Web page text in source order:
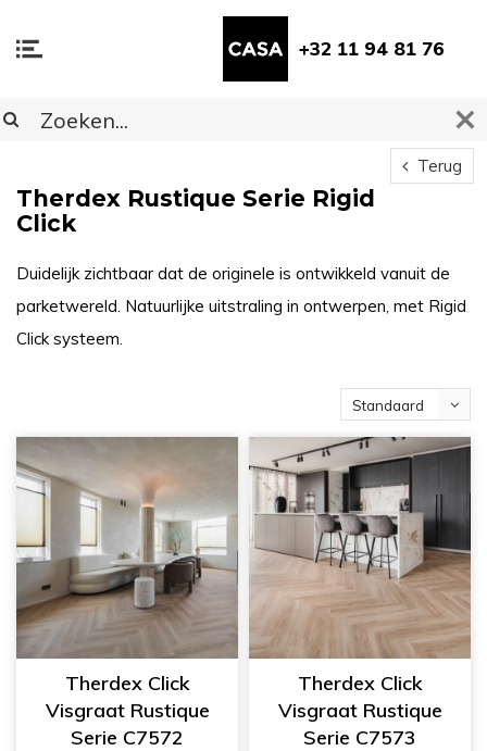
+32 11 94 81 76
Terug
Therdex Rustique Serie Rigid
Click
Duidelijk zichtbaar dat de originele is ontwikkeld vanuit de
parketwereld. Natuurlijke uitstraling in ontwerpen, met Rigid
Click systeem.
Standaard
Therdex Click
Visgraat Rustique
Serie C7572
Therdex Click
Visgraat Rustique
Serie C7573